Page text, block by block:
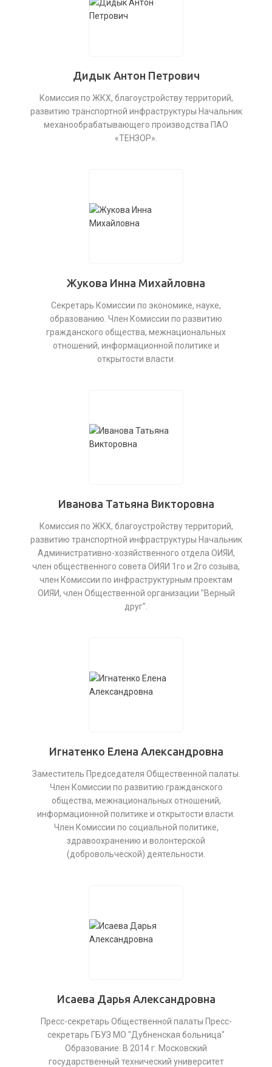
Дидык Антон Петрович
Комиссия по ЖКХ, благоустройству территорий,
развитию транспортной инфраструктуры Начальник
механообрабатывающего производства ПАО
«ТЕНЗОР».
Жукова Инна Михайловна
Секретарь Комиссии по экономике, науке,
образованию. Член Комиссии по развитию
гражданского общества, межнациональных
отношений, информационной политике и
открытости власти.
Иванова Татьяна Викторовна
Комиссия по ЖКХ, благоустройству территорий,
развитию транспортной инфраструктуры Начальник
Административно-хозяйственного отдела ОИЯИ,
член общественного совета ОИЯИ 1го и 2го созыва,
член Комиссии по инфраструктурным проектам
ОИЯИ, член Общественной организации "Верный
друг".
Игнатенко Елена Александровна
Заместитель Председателя Общественной палаты.
Член Комиссии по развитию гражданского
общества, межнациональных отношений,
информационной политике и открытости власти.
Член Комиссии по социальной политике,
здравоохранению и волонтерской
(добровольческой) деятельности.
Исаева Дарья Александровна
Пресс-секретарь Общественной палаты Пресс-
секретарь ГБУЗ МО "Дубненская больница"
Образование: В 2014 г. Московский
государственный технический университет